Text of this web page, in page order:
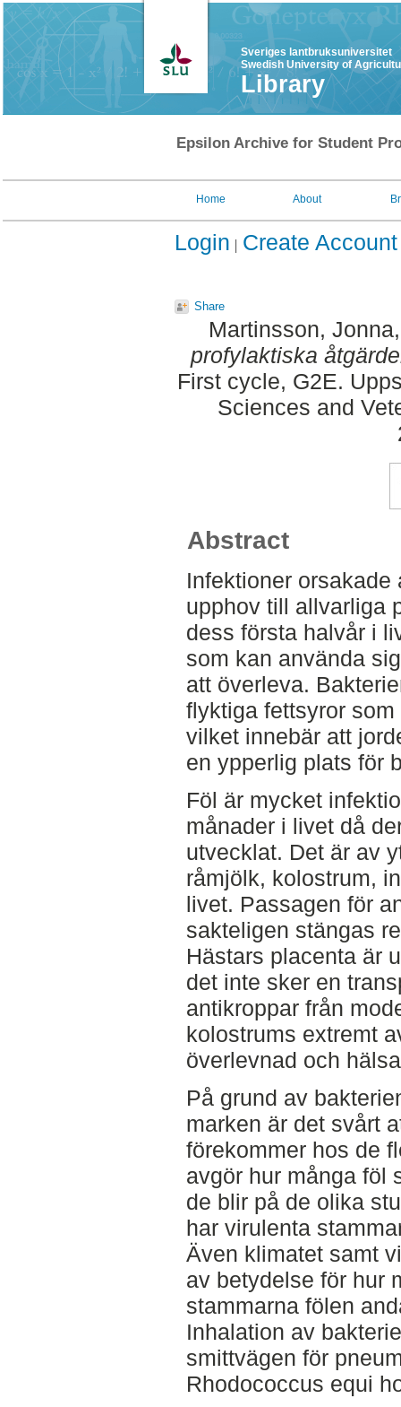
Sveriges lantbruksuniversitet
Swedish University of
Library
Epsilon Archive for Student
Home About
Login Create Account
Share
Martinsson, Jonna
profylaktiska
First cycle, G2E.
Sciences and
Abstract
Infektioner
upphov till allvarliga
dess första halvår i
som kan använda
att överleva.
flyktiga fettsyror
vilket innebär att
en ypperlig plats för
Föl är mycket
månader i livet då
utvecklat. Det är av
råmjölk, kolostrum,
livet. Passagen för
sakteligen stängas
Hästars placenta är
det inte sker en
antikroppar från
kolostrums extremt
överlevnad och
På grund av
marken är det svårt
förekommer hos de
avgör hur många föl
de blir på de olika
har virulenta
Även klimatet samt
av betydelse för hur
stammarna fölen
Inhalation av
smittvägen för
Rhodococcus equi